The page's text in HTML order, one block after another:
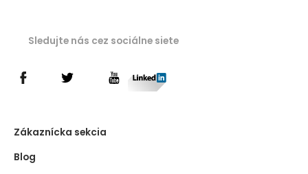
Sledujte nás cez sociálne siete
Zákaznícka sekcia
Blog